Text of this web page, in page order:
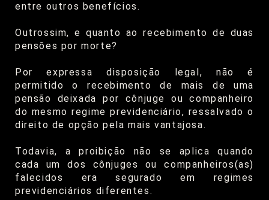
entre outros benefícios.
Outrossim, e quanto ao recebimento de duas
pensões por morte?
Por expressa disposição legal, não é
permitido o recebimento de mais de uma
pensão deixada por cônjuge ou companheiro
do mesmo regime previdenciário, ressalvado o
direito de opção pela mais vantajosa.
Todavia, a proibição não se aplica quando
cada um dos cônjuges ou companheiros(as)
falecidos era segurado em regimes
previdenciários diferentes.